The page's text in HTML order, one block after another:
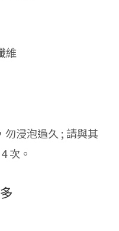
維
浸泡過久 ; 請與其
次。